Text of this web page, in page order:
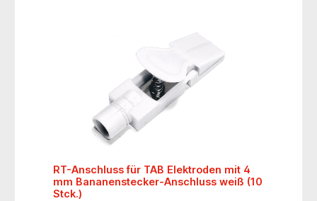
RT-Anschluss für TAB Elektroden mit 4
mm Bananenstecker-Anschluss weiß (10
Stck.)